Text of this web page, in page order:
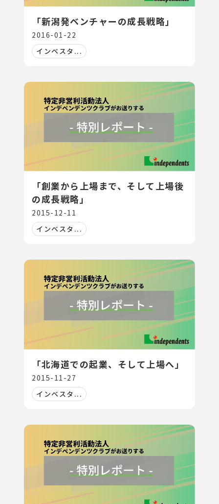
「新潟発ベンチャーの成長戦略」
2016-01-22
インベスタ...
「創業から上場まで、そして上場後
の成長戦略」
2015-12-11
インベスタ...
「北海道での起業、そして上場へ」
2015-11-27
インベスタ...